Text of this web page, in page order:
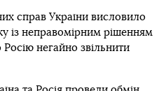
справ України висловило
із неправомірним рішенням
негайно звільнити